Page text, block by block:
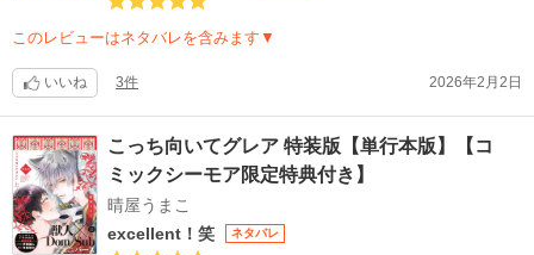
このレビューはネタバレを含みます▼
いいね 3件 2026年2月2日
こっち向いてグレア 特装版【単行本版】【コ
ミックシーモア限定特典付き】
晴屋うまこ
excellent！笑
ネタバレ